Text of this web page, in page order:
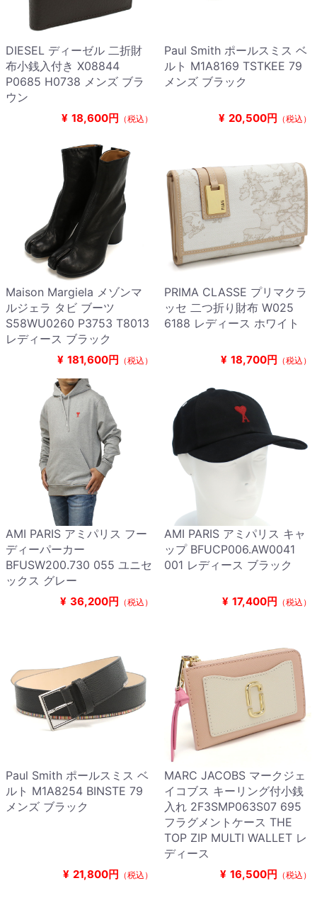
DIESEL ディーゼル 二折財
布小銭入付き X08844
P0685 H0738 メンズ ブラ
ウン
¥ 18,600円 （税込）
Paul Smith ポールスミス ベ
ルト M1A8169 TSTKEE 79
メンズ ブラック
¥ 20,500円 （税込）
Maison Margiela メゾンマ
ルジェラ タビ ブーツ
S58WU0260 P3753 T8013
レディース ブラック
¥ 181,600円 （税込）
PRIMA CLASSE プリマクラ
ッセ 二つ折り財布 W025
6188 レディース ホワイト
¥ 18,700円 （税込）
AMI PARIS アミパリス フー
ディーパーカー
BFUSW200.730 055 ユニセ
ックス グレー
¥ 36,200円 （税込）
AMI PARIS アミパリス キャ
ップ BFUCP006.AW0041
001 レディース ブラック
¥ 17,400円 （税込）
Paul Smith ポールスミス ベ
ルト M1A8254 BINSTE 79
メンズ ブラック
¥ 21,800円 （税込）
MARC JACOBS マークジェ
イコブス キーリング付小銭
入れ 2F3SMP063S07 695
フラグメントケース THE
TOP ZIP MULTI WALLET レ
ディース
¥ 16,500円 （税込）